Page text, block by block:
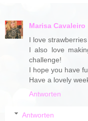
Marisa Cavaleiro
I love
I also love
challenge!
I hope you have
Have a lovely
Antworten
Antworten